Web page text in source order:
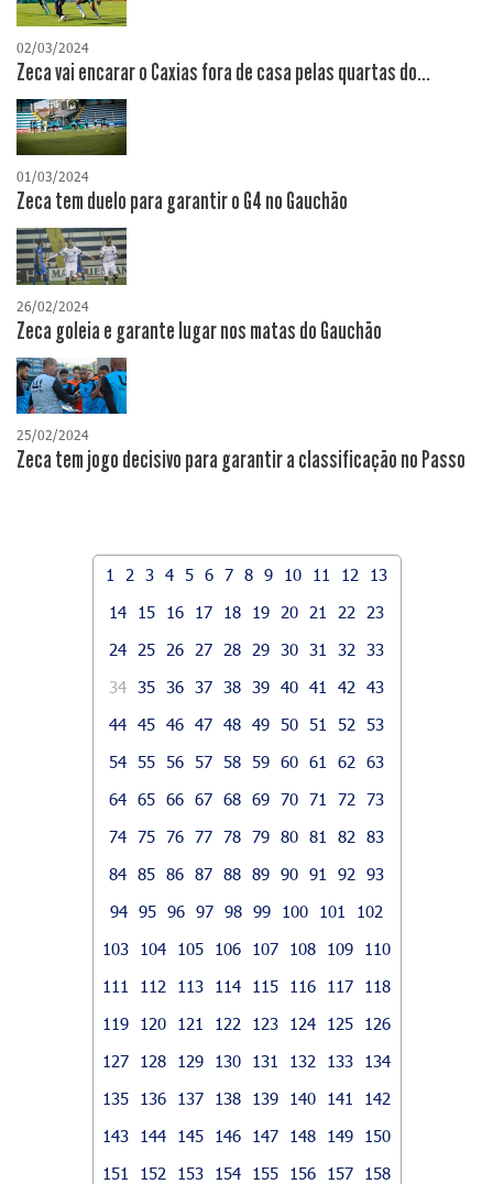
02/03/2024
Zeca vai encarar o Caxias fora de casa pelas quartas do...
01/03/2024
Zeca tem duelo para garantir o G4 no Gauchão
26/02/2024
Zeca goleia e garante lugar nos matas do Gauchão
25/02/2024
Zeca tem jogo decisivo para garantir a classificação no Passo
1 2 3 4 5 6 7 8 9 10 11 12
13
14
15 16 17 18 19 20 21 22
23
24
25 26 27 28 29 30 31 32
33
34 35 36 37 38 39 40 41 42
43
44 45 46 47 48 49 50 51 52
53
54 55 56 57 58 59 60 61 62
63
64 65 66 67 68 69 70 71 72
73
74 75 76 77 78 79 80 81 82
83
84 85 86 87 88 89 90 91 92
93
94 95 96 97 98 99 100 101
102
103
104 105 106 107 108 109
110
111
112 113 114 115 116 117
118
119
120 121 122 123 124 125
126
127
128 129 130 131 132 133
134
135
136 137 138 139 140 141
142
143
144 145 146 147 148 149
150
151
152 153 154 155 156 157
158